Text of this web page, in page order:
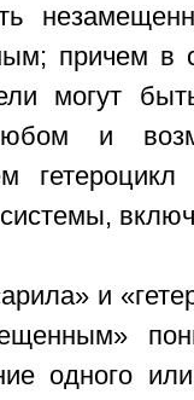
причем в
могут
и
системы,
и
одного